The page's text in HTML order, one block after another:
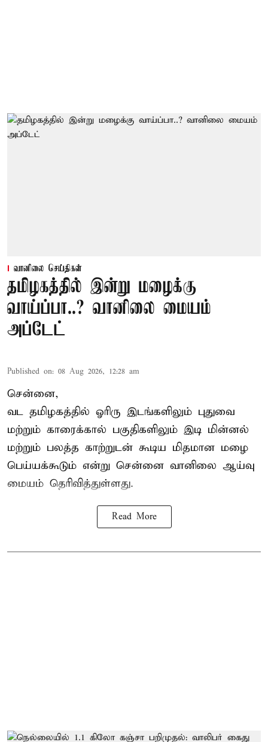
வானிலை செய்திகள்
தமிழகத்தில் இன்று மழைக்கு
வாய்ப்பா..? வானிலை மையம்
அப்டேட்
Published on: 08 Aug 2026, 12:28 am
சென்னை,
வட தமிழகத்தில் ஓரிரு இடங்களிலும் புதுவை
மற்றும் காரைக்கால் பகுதிகளிலும் இடி மின்னல்
மற்றும் பலத்த காற்றுடன் கூடிய மிதமான மழை
பெய்யக்கூடும் என்று சென்னை வானிலை ஆய்வு
மையம் தெரிவித்துள்ளது.
Read More